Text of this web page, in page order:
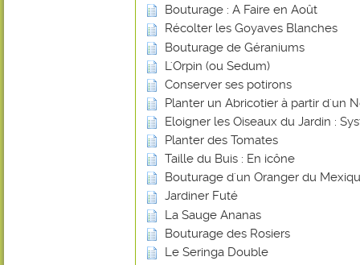
Bouturage : A Faire en Août
Récolter les Goyaves Blanches
Bouturage de Géraniums
L'Orpin (ou Sedum)
Conserver ses potirons
Planter un Abricotier à partir d'un
Eloigner les Oiseaux du Jardin :
Planter des Tomates
Taille du Buis : En icône
Bouturage d'un Oranger du
Jardiner Futé
La Sauge Ananas
Bouturage des Rosiers
Le Seringa Double